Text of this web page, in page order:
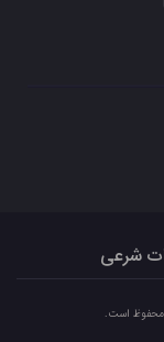
شرعی
محفوظ است.